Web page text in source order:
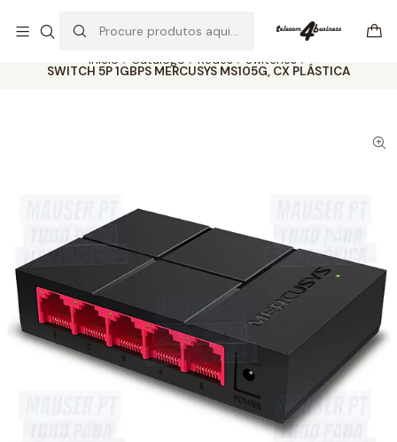
Ler mais
Início Catálogo Redes Switches
SWITCH 5P 1GBPS MERCUSYS MS105G, CX PLÁSTICA